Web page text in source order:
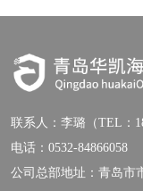
联系人：李璐（TEL：
电话：0532-84866058
公司总部地址：青岛市